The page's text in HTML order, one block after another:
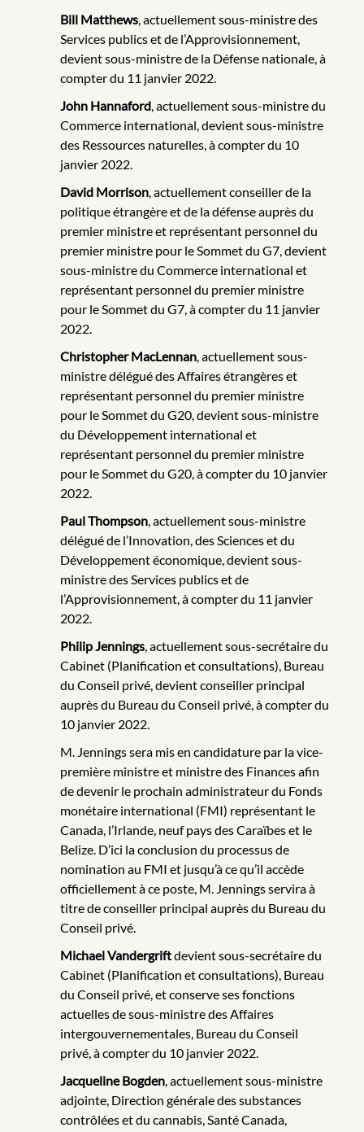
Bill Matthews , actuellement sous-ministre des
Services publics et de l’Approvisionnement,
devient sous-ministre de la Défense nationale, à
compter du 11 janvier 2022.
John Hannaford , actuellement sous-ministre du
Commerce international, devient sous-ministre
des Ressources naturelles, à compter du 10
janvier 2022.
David Morrison , actuellement conseiller de la
politique étrangère et de la défense auprès du
premier ministre et représentant personnel du
premier ministre pour le Sommet du G7, devient
sous-ministre du Commerce international et
représentant personnel du premier ministre
pour le Sommet du G7, à compter du 11 janvier
2022.
Christopher MacLennan , actuellement sous-
ministre délégué des Affaires étrangères et
représentant personnel du premier ministre
pour le Sommet du G20, devient sous-ministre
du Développement international et
représentant personnel du premier ministre
pour le Sommet du G20, à compter du 10 janvier
2022.
Paul Thompson , actuellement sous-ministre
délégué de l’Innovation, des Sciences et du
Développement économique, devient sous-
ministre des Services publics et de
l’Approvisionnement, à compter du 11 janvier
2022.
Philip Jennings , actuellement sous-secrétaire du
Cabinet (Planification et consultations), Bureau
du Conseil privé, devient conseiller principal
auprès du Bureau du Conseil privé, à compter du
10 janvier 2022.
M. Jennings sera mis en candidature par la vice-
première ministre et ministre des Finances afin
de devenir le prochain administrateur du Fonds
monétaire international (FMI) représentant le
Canada, l’Irlande, neuf pays des Caraïbes et le
Belize. D’ici la conclusion du processus de
nomination au FMI et jusqu’à ce qu’il accède
officiellement à ce poste, M. Jennings servira à
titre de conseiller principal auprès du Bureau du
Conseil privé.
Michael Vandergriftdevient sous-secrétaire du
Cabinet (Planification et consultations), Bureau
du Conseil privé, et conserve ses fonctions
actuelles de sous-ministre des Affaires
intergouvernementales, Bureau du Conseil
privé, à compter du 10 janvier 2022.
Jacqueline Bogden , actuellement sous-ministre
adjointe, Direction générale des substances
contrôlées et du cannabis, Santé Canada,